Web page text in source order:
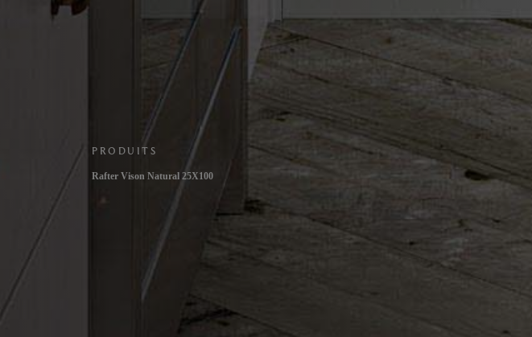
PRODUITS
Rafter Vison Natural 25X100